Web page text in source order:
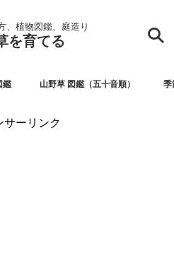
、植物図鑑、庭造り
を育てる
鑑 山野草 図鑑（五十音順） 季
サーリンク